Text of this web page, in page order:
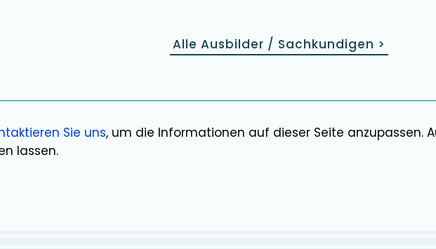
Alle Ausbilder / Sachkundigen >
Sie uns, um die Informationen auf dieser Seite anzupassen.
lassen.